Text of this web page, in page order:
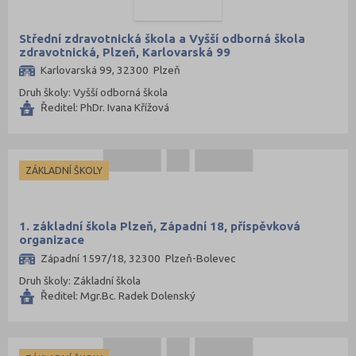
Strakonice (65)
Svitavy (105)
Tábor (88)
Trutnov (106)
Uherské Hradiště (134)
Ústí nad Labem (74)
Ústí nad Orlicí (135)
Vsetín (132)
Zlín (161)
Střední zdravotnická škola a Vyšší odborná škola
zdravotnická, Plzeň, Karlovarská 99
Karlovarská 99, 32300 Plzeň
Druh školy: Vyšší odborná škola
Ředitel: PhDr. Ivana Křížová
ZÁKLADNÍ ŠKOLY
1. základní škola Plzeň, Západní 18, příspěvková
organizace
Západní 1597/18, 32300 Plzeň-Bolevec
Druh školy: Základní škola
Ředitel: Mgr.Bc. Radek Dolenský